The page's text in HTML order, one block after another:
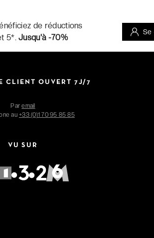
de réductions
5*.Jusqu'à -70%
Se
CLIENT OUVERT 7J/7
Paremail
au+33 (0)1 70 95 85 85
VU SUR